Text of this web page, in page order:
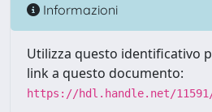
Informazioni
Utilizza questo identificativo
link a questo documento:
https://hdl.handle.net/11591/